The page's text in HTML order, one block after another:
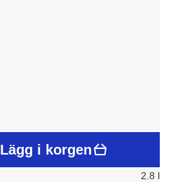
Lägg i korgen
2.8 l